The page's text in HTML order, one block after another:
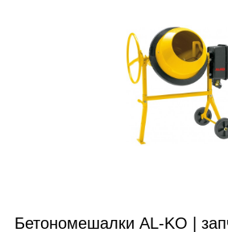
Бетономешалки AL-KO |